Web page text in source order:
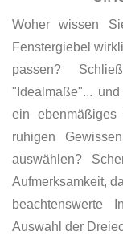
Woher wissen
Fenstergiebel
passen?
"Idealmaße"...
ein
ruhigen
auswählen?
Aufmerksamkeit,
beachtenswerte
Auswahl der